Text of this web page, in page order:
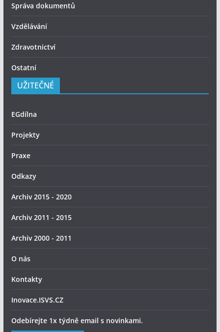
Správa dokumentů
Vzdělávání
Zdravotnictví
Ostatní
UŽITEČNÉ
EGdílna
Projekty
Praxe
Odkazy
Archiv 2015 - 2020
Archiv 2011 - 2015
Archiv 2000 - 2011
O nás
Kontakty
Inovace.ISVS.CZ
Odebírejte 1x týdně email s novinkami.